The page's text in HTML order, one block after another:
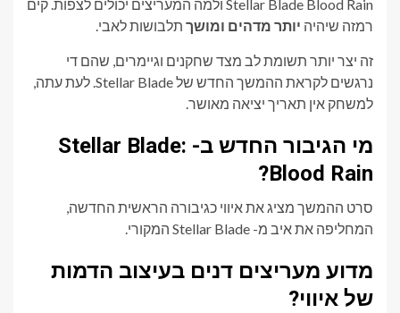
Stellar Blade Blood Rain ולמה המעריצים יכולים לצפות. קים
רמזה שיהיה יותר מדהים ומושך תלבושות לאבי.
זה יצר יותר תשומת לב מצד שחקנים וגיימרים, שהם די
נרגשים לקראת ההמשך החדש של Stellar Blade. לעת עתה,
למשחק אין תאריך יציאה מאושר.
מי הגיבור החדש ב- Stellar Blade:
Blood Rain?
סרט ההמשך מציג את איווי כגיבורה הראשית החדשה,
המחליפה את איב מ- Stellar Blade המקורי.
מדוע מעריצים דנים בעיצוב הדמות
של איווי?